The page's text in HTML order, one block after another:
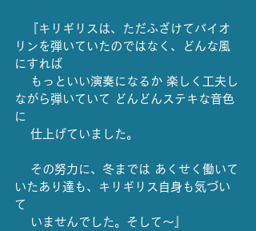
『キリギリスは、ただふざけてバイオ
リンを弾いていたのではなく、どんな風
にすれば
もっといい演奏になるか 楽しく工夫し
ながら弾いていて どんどんステキな音色
に
仕上げていました。
その努力に、冬までは あくせく働いて
いたあり達も、キリギリス自身も気づい
て
いませんでした。そして〜』